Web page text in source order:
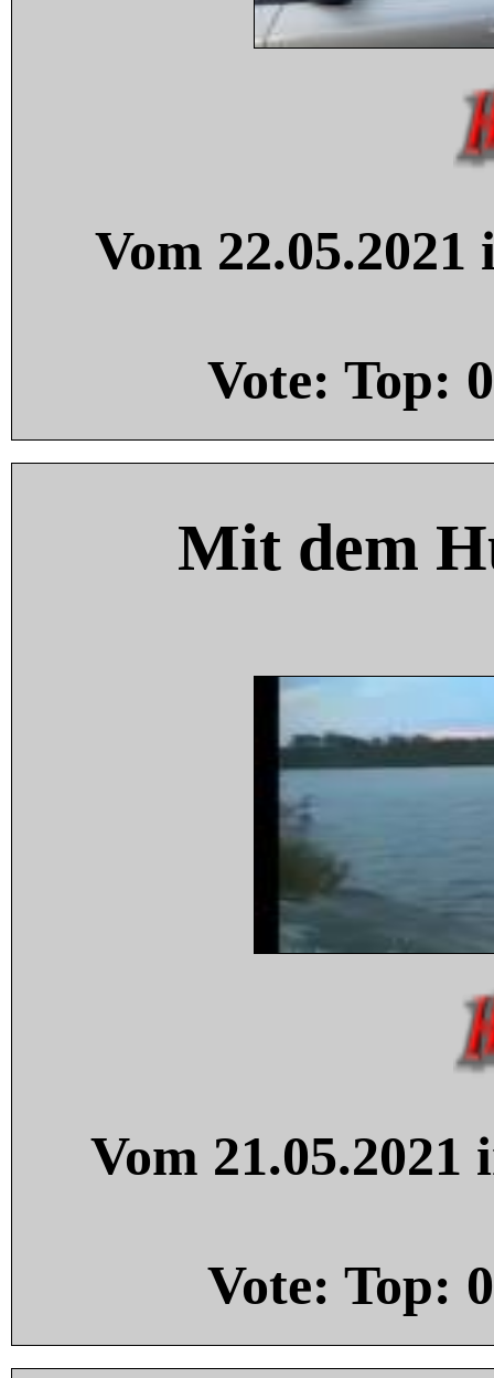
Vom
Vote: Top: 0
Mit dem
Vom
Vote: Top: 0